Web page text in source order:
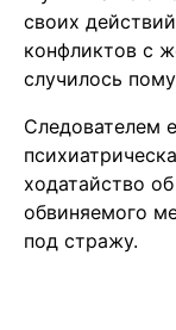
своих
конфликтов с
случилось
Следователем
ходатайство
обвиняемого
под стражу.